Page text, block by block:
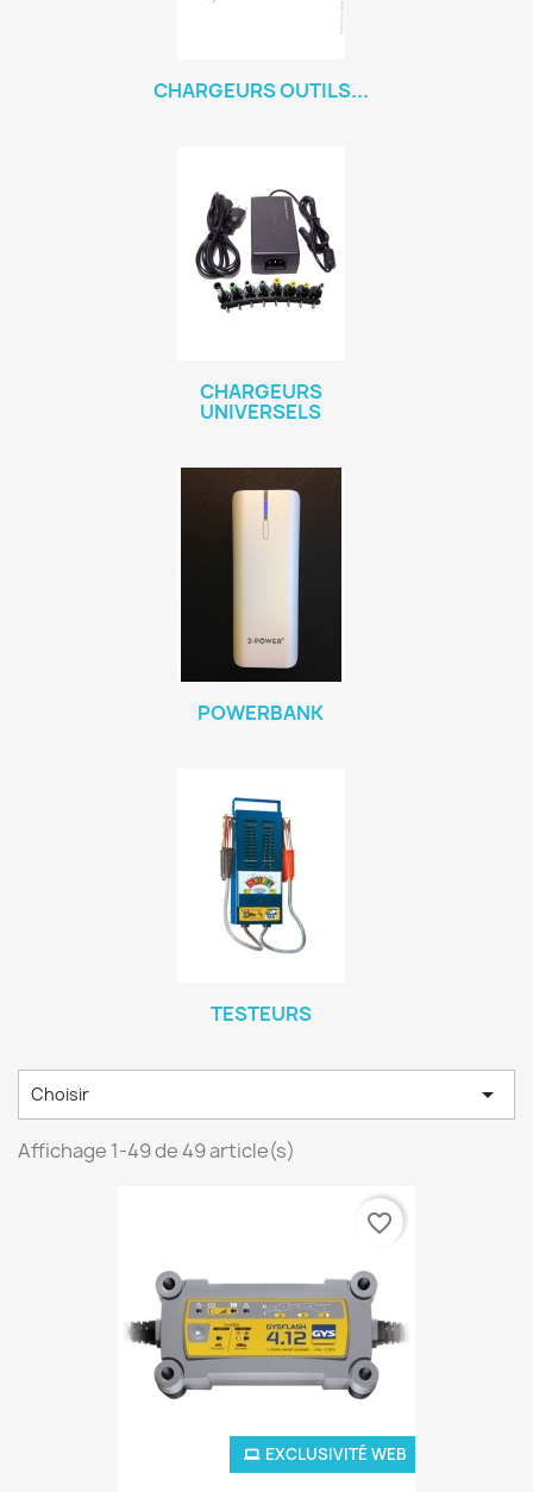
CHARGEURS OUTILS...
CHARGEURS
UNIVERSELS
POWERBANK
TESTEURS
Choisir 
Affichage 1-49 de 49 article(s)
EXCLUSIVITÉ WEB
favorite_border